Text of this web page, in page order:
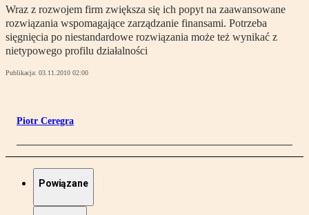
Wraz z rozwojem firm zwiększa się ich popyt na zaawansowane
rozwiązania wspomagające zarządzanie finansami. Potrzeba
sięgnięcia po niestandardowe rozwiązania może też wynikać z
nietypowego profilu działalności
Publikacja: 03.11.2010 02:00
Piotr Ceregra
Powiązane